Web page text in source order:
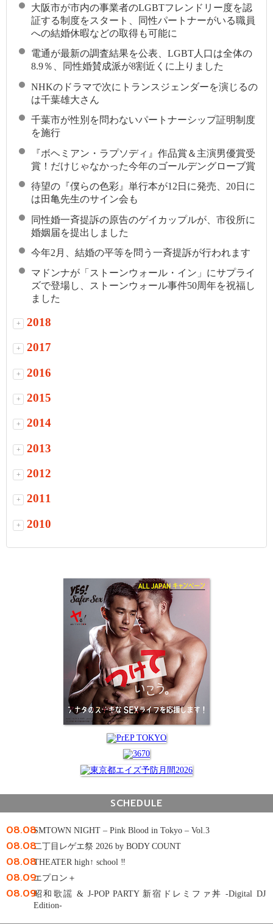
大阪市が市内の事業者のLGBTフレンドリー度を認
証する制度をスタート、同性パートナーがいる職員
への結婚休暇などの取得も可能に
電通が最新の調査結果を公表、LGBT人口は全体の
8.9％、同性婚賛成派が8割近くに上りました
NHKのドラマで次にトランスジェンダーを演じるの
は千葉雄大さん
千葉市が性別を問わないパートナーシップ証明制度
を施行
『ボヘミアン・ラプソディ』作品賞＆主演男優賞受
賞！だけじゃなかった今年のゴールデングローブ賞
待望の『僕らの色彩』単行本が12日に発売、20日に
は田亀先生のサイン会も
同性婚一斉提訴の原告のゲイカップルが、市役所に
婚姻届を提出しました
今年2月、結婚の平等を問う一斉提訴が行われます
マドンナが「ストーンウォール・イン」にサプライ
ズで登場し、ストーンウォール事件50周年を祝福し
ました
+ 2018
+ 2017
+ 2016
+ 2015
+ 2014
+ 2013
+ 2012
+ 2011
+ 2010
SCHEDULE
08.08SMTOWN NIGHT – Pink Blood in Tokyo – Vol.3
08.08二丁目レゲエ祭 2026 by BODY COUNT
08.08THEATER high↑ school ‼
08.09エプロン＋
08.09昭和歌謡 & J-POP PARTY 新宿ドレミファ丼 -Digital DJ
Edition-